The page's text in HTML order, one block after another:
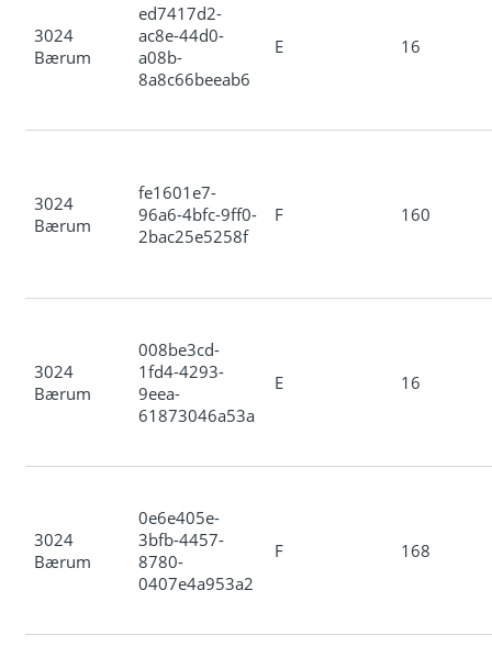
3024
Bærum
ed7417d2-
ac8e-44d0-
a08b-
8a8c66beeab6
E 16
3024
Bærum
fe1601e7-
96a6-4bfc-9ff0-
2bac25e5258f
F 160
3024
Bærum
008be3cd-
1fd4-4293-
9eea-
61873046a53a
E 16
3024
Bærum
0e6e405e-
3bfb-4457-
8780-
0407e4a953a2
F 168